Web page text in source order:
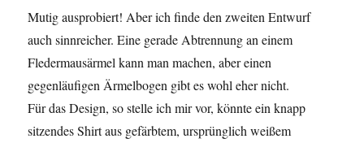
Mutig ausprobiert! Aber ich finde den zweiten Entwurf
auch sinnreicher. Eine gerade Abtrennung an einem
Fledermausärmel kann man machen, aber einen
gegenläufigen Ärmelbogen gibt es wohl eher nicht.
Für das Design, so stelle ich mir vor, könnte ein knapp
sitzendes Shirt aus gefärbtem, ursprünglich weißem